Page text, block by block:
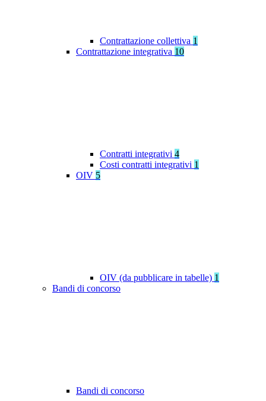
Contrattazione collettiva 1
Contrattazione integrativa 10
Contratti integrativi 4
Costi contratti integrativi 1
OIV 5
OIV (da pubblicare in tabelle) 1
Bandi di concorso
Bandi di concorso